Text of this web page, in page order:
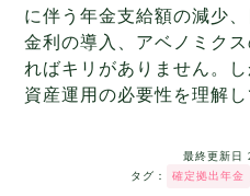
に伴う年金支給額の減少
金利の導入、アベノミク
ればキリがありません。
資産運用の必要性を理解
最終更新日
タグ：
確定拠出年金